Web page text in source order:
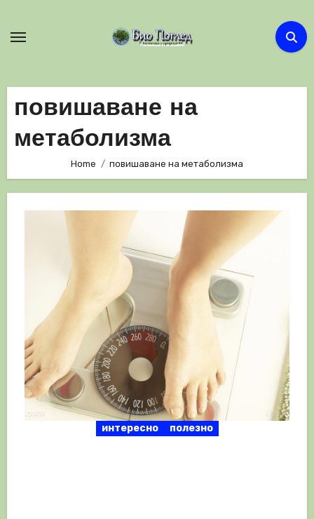
повишаване на
метаболизма
Home повишаване на метаболизма
интересно полезно